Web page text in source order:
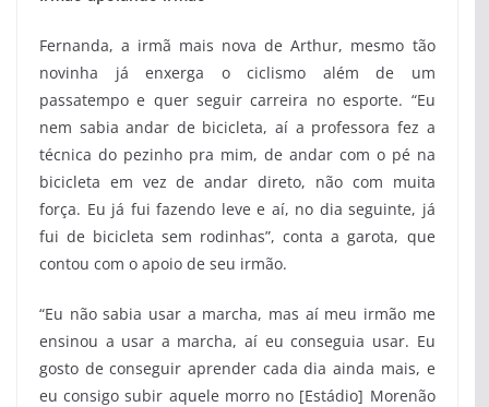
Fernanda, a irmã mais nova de Arthur, mesmo tão
novinha já enxerga o ciclismo além de um
passatempo e quer seguir carreira no esporte. “Eu
nem sabia andar de bicicleta, aí a professora fez a
técnica do pezinho pra mim, de andar com o pé na
bicicleta em vez de andar direto, não com muita
força. Eu já fui fazendo leve e aí, no dia seguinte, já
fui de bicicleta sem rodinhas”, conta a garota, que
contou com o apoio de seu irmão.
“Eu não sabia usar a marcha, mas aí meu irmão me
ensinou a usar a marcha, aí eu conseguia usar. Eu
gosto de conseguir aprender cada dia ainda mais, e
eu consigo subir aquele morro no [Estádio] Morenão